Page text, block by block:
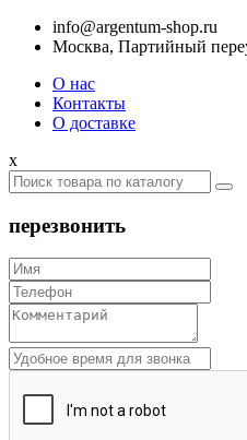
info@argentum-shop.ru
Москва, Партийный
О нас
Контакты
О доставке
x
перезвонить